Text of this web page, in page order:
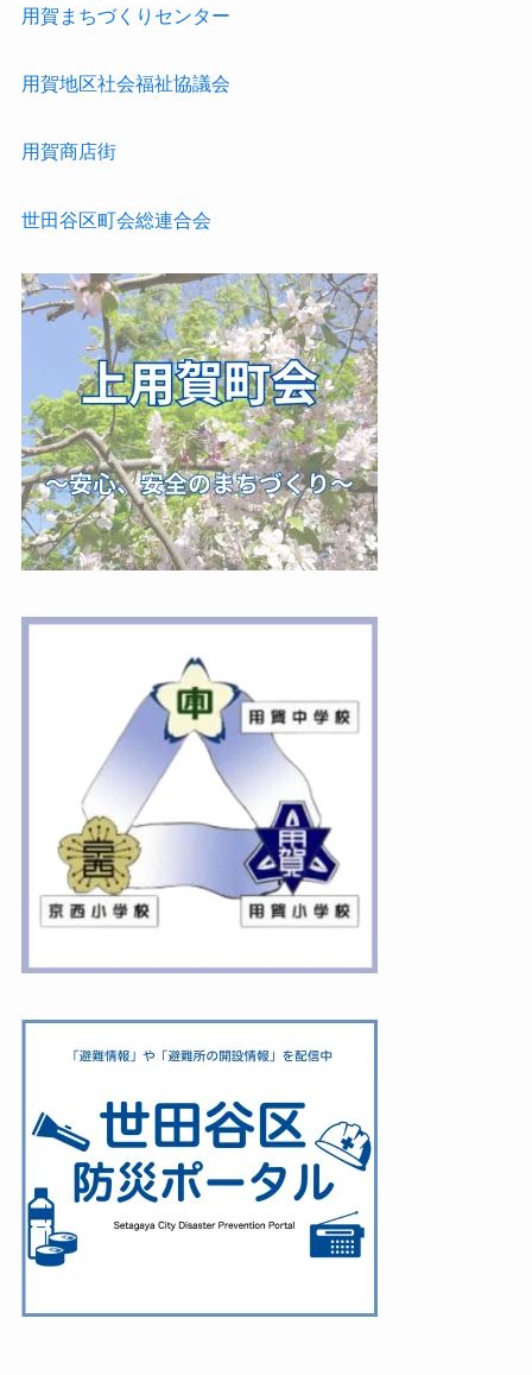
用賀まちづくりセンター
用賀地区社会福祉協議会
用賀商店街
世田谷区町会総連合会